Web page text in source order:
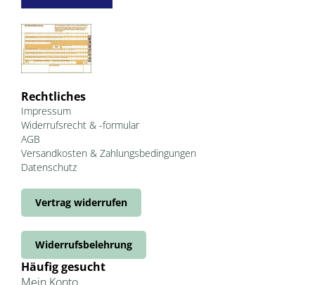
Rechtliches
Impressum
Widerrufsrecht & -formular
AGB
Versandkosten & Zahlungsbedingungen
Datenschutz
Vertrag widerrufen
Widerrufsbelehrung
Häufig gesucht